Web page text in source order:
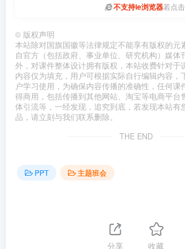
不支持ie浏览器若点
© 版权声明
本站除对国旗国徽等法律规定不能享有版权的元
自官方（包括政府、事业单位、研究机构）媒体
外，对课件整体设计拥有版权，本站收费针对于
内容仅为填充，用户可根据实际自行编辑内容，
户学习使用，为确保内容传播的准确性，任何课
得商用，包括传播到其他网站、淘宝等电商平台
体引流等，一经发现，追究到底，若发现本站有
品，请立刻与我们联系删除。
THE END
PPT 主题班会
分享 收藏